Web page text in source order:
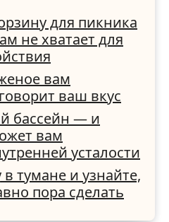
для пикника
не хватает для
вам
ваш вкус
бассейн — и
вам
усталости
тумане и узнайте,
пора сделать